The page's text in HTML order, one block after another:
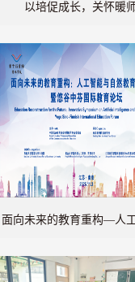
以培促成长，关怀暖
面向未来的教育重构—人
自然教育创新大会暨悠谷